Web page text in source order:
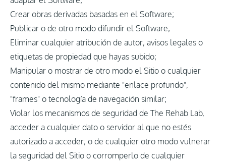
Crear obras derivadas basadas en el Software;
Publicar o de otro modo difundir el Software;
Eliminar cualquier atribución de autor, avisos legales o
etiquetas de propiedad que hayas subido;
Manipular o mostrar de otro modo el Sitio o cualquier
contenido del mismo mediante "enlace profundo",
"frames" o tecnología de navegación similar;
Violar los mecanismos de seguridad de The Rehab Lab,
acceder a cualquier dato o servidor al que no estés
autorizado a acceder; o de cualquier otro modo vulnerar
la seguridad del Sitio o corromperlo de cualquier